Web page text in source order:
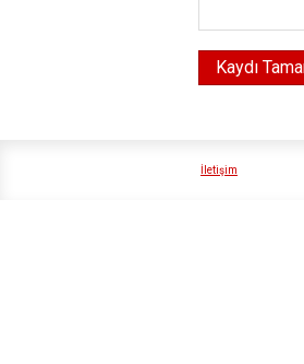
İletişim